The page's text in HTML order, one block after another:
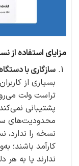
مزایای استفاده
سازگاری با
بسیاری از
تراست ولت
پشتیبانی
محدودیت‌های
نسخه را
کارآمد باشند؛
ندارند یا به